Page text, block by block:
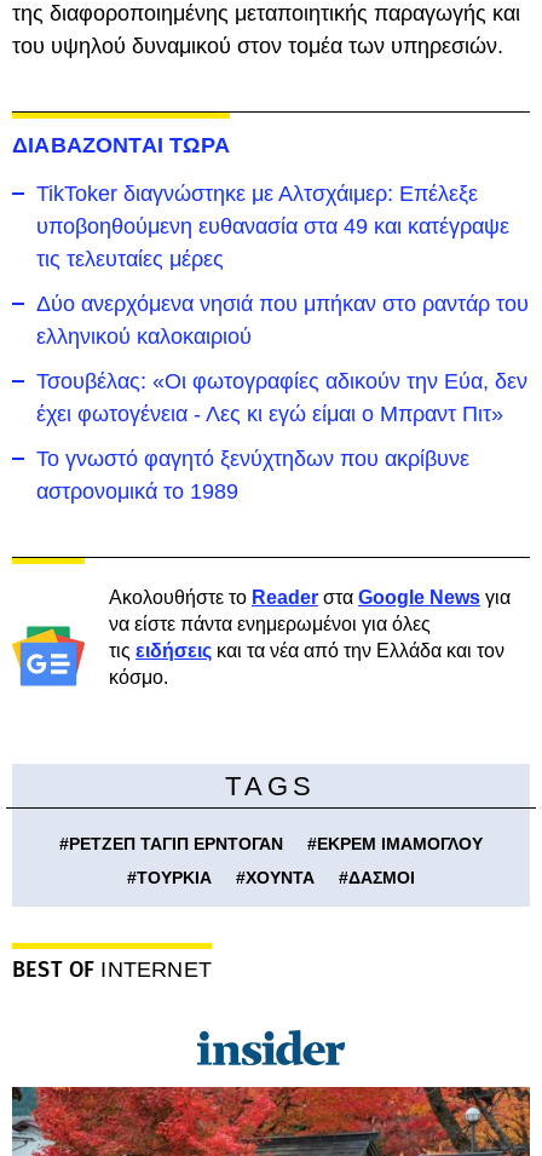
της διαφοροποιημένης μεταποιητικής παραγωγής και
του υψηλού δυναμικού στον τομέα των υπηρεσιών.
ΔΙΑΒΑΖΟΝΤΑΙ ΤΩΡΑ
TikToker διαγνώστηκε με Αλτσχάιμερ: Επέλεξε
υποβοηθούμενη ευθανασία στα 49 και κατέγραψε
τις τελευταίες μέρες
Δύο ανερχόμενα νησιά που μπήκαν στο ραντάρ του
ελληνικού καλοκαιριού
Τσουβέλας: «Οι φωτογραφίες αδικούν την Εύα, δεν
έχει φωτογένεια - Λες κι εγώ είμαι ο Μπραντ Πιτ»
Το γνωστό φαγητό ξενύχτηδων που ακρίβυνε
αστρονομικά το 1989
Ακολουθήστε το Reader στα Google News για
να είστε πάντα ενημερωμένοι για όλες
τις ειδήσεις και τα νέα από την Ελλάδα και τον
κόσμο.
TAGS
#ΡΕΤΖΕΠ ΤΑΓΙΠ ΕΡΝΤΟΓΑΝ #ΕΚΡΕΜ ΙΜΑΜΟΓΛΟΥ
#ΤΟΥΡΚΙΑ #ΧΟΥΝΤΑ #ΔΑΣΜΟΙ
BEST OF INTERNET